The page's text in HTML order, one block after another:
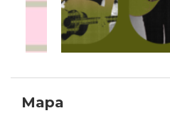
Mapa